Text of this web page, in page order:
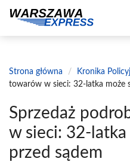
treści
Strona główna / Kronika
towarów w sieci: 32-latka może
Sprzedaż
w sieci: 32-
przed sądem